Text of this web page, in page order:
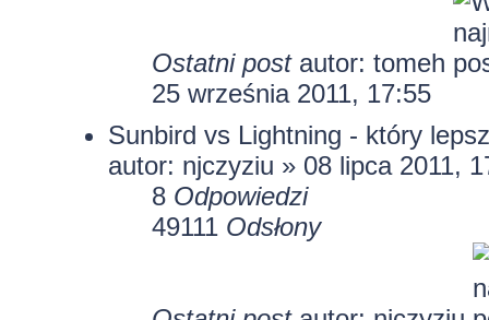
Ostatni post autor: tomeh
25 września 2011, 17:55
Sunbird vs Lightning - który
autor: njczyziu » 08 lipca 2011,
8 Odpowiedzi
49111 Odsłony